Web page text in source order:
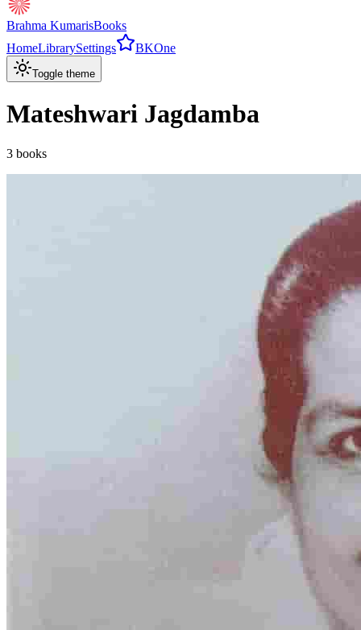
Brahma KumarisBooks
HomeLibrarySettings BKOne
Toggle theme
Mateshwari Jagdamba
3 books